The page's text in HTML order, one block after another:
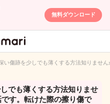
無料ダウンロード
名QA
い傷跡を少しでも薄くする方法知りませ
でも薄くする方法知りませ
す。転けた際の擦り傷で